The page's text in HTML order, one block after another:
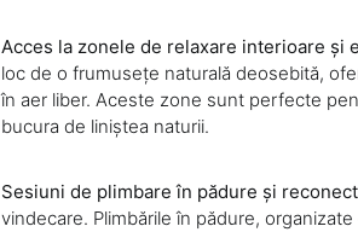
Acces la zonele de relaxare interioare și
loc de o frumusețe naturală deosebită,
în aer liber. Aceste zone sunt perfecte
bucura de liniștea naturii.
Sesiuni de plimbare în pădure și
vindecare. Plimbările în pădure,